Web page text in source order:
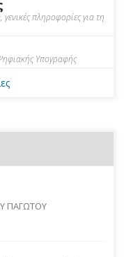
πληροφορίες για τη
Υπογραφής
ΠΑΓΩΤΟΥ